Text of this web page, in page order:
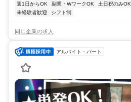
週1日からOK 副業・WワークOK 土日祝のみOK
未経験者歓迎
シフト制
同じ企業の求人
アルバイト・パート